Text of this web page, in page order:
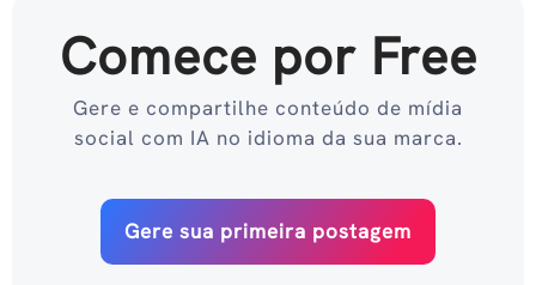
Comece por Free
Gere e compartilhe conteúdo de mídia
social com IA no idioma da sua marca.
Gere sua primeira postagem